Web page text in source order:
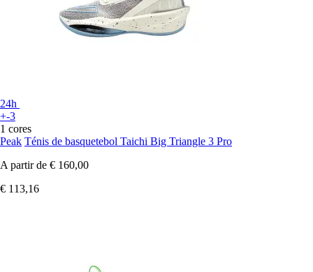
24h
+-3
1 cores
Peak Ténis de basquetebol Taichi Big Triangle 3 Pro
A partir de € 160,00
€ 113,16